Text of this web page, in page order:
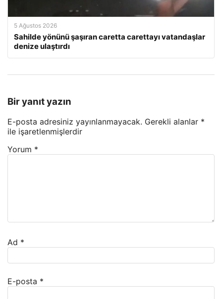
5 Ağustos 2026
Sahilde yönünü şaşıran caretta carettayı vatandaşlar
denize ulaştırdı
Bir yanıt yazın
E-posta adresiniz yayınlanmayacak. Gerekli alanlar *
ile işaretlenmişlerdir
Yorum *
Ad *
E-posta *